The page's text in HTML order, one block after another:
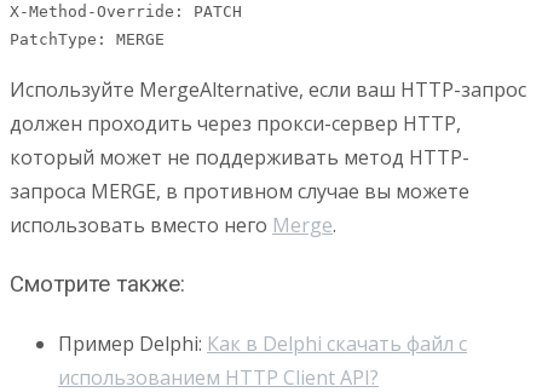
X-Method-Override: PATCH
PatchType: MERGE
Используйте MergeAlternative, если ваш HTTP-запрос
должен проходить через прокси-сервер HTTP,
который может не поддерживать метод HTTP-
запроса MERGE, в противном случае вы можете
использовать вместо него Merge.
Смотрите также:
Пример Delphi: Как в Delphi скачать файл с
использованием HTTP Client API?